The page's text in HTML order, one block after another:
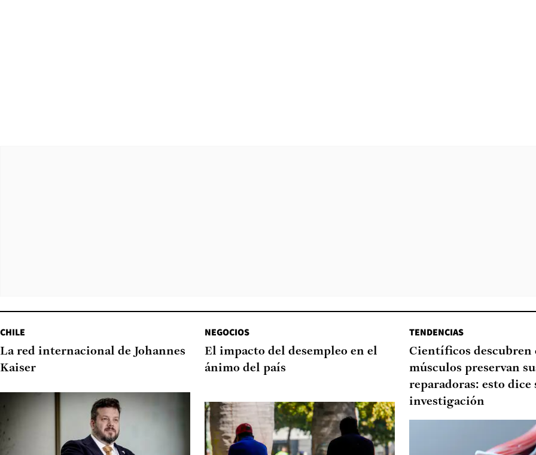
CHILE
La red internacional de Johannes
Kaiser
NEGOCIOS
El impacto del desempleo en el
ánimo del país
TENDENCIAS
Científicos descubren
músculos preservan
reparadoras: esto dice
investigación